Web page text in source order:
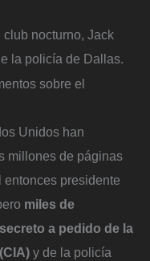
nocturno, Jack
la policía de Dallas.
sobre el
Unidos han
millones de páginas
presidente
miles de
a pedido de la
y de la policía